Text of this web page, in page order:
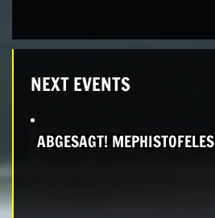
NEXT EVENTS
ABGESAGT! MEPHISTOFELES